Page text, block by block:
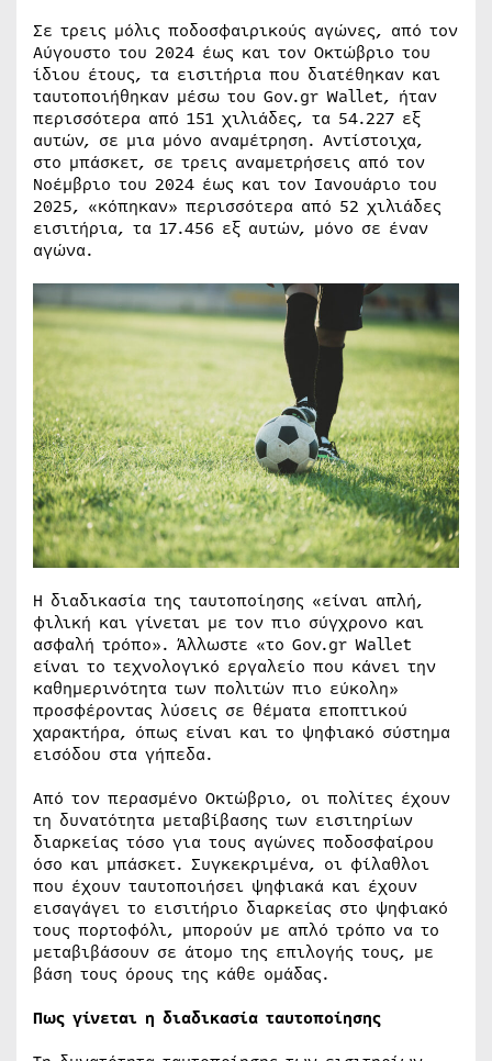
Σε τρεις μόλις ποδοσφαιρικούς αγώνες, από τον
Αύγουστο του 2024 έως και τον Οκτώβριο του
ίδιου έτους, τα εισιτήρια που διατέθηκαν και
ταυτοποιήθηκαν μέσω του Gov.gr Wallet, ήταν
περισσότερα από 151 χιλιάδες, τα 54.227 εξ
αυτών, σε μια μόνο αναμέτρηση. Αντίστοιχα,
στο μπάσκετ, σε τρεις αναμετρήσεις από τον
Νοέμβριο του 2024 έως και τον Ιανουάριο του
2025, «κόπηκαν» περισσότερα από 52 χιλιάδες
εισιτήρια, τα 17.456 εξ αυτών, μόνο σε έναν
αγώνα.
Η διαδικασία της ταυτοποίησης «είναι απλή,
φιλική και γίνεται με τον πιο σύγχρονο και
ασφαλή τρόπο». Άλλωστε «το Gov.gr Wallet
είναι το τεχνολογικό εργαλείο που κάνει την
καθημερινότητα των πολιτών πιο εύκολη»
προσφέροντας λύσεις σε θέματα εποπτικού
χαρακτήρα, όπως είναι και το ψηφιακό σύστημα
εισόδου στα γήπεδα.
Από τον περασμένο Οκτώβριο, οι πολίτες έχουν
τη δυνατότητα μεταβίβασης των εισιτηρίων
διαρκείας τόσο για τους αγώνες ποδοσφαίρου
όσο και μπάσκετ. Συγκεκριμένα, οι φίλαθλοι
που έχουν ταυτοποιήσει ψηφιακά και έχουν
εισαγάγει το εισιτήριο διαρκείας στο ψηφιακό
τους πορτοφόλι, μπορούν με απλό τρόπο να το
μεταβιβάσουν σε άτομο της επιλογής τους, με
βάση τους όρους της κάθε ομάδας.
Πως γίνεται η διαδικασία ταυτοποίησης